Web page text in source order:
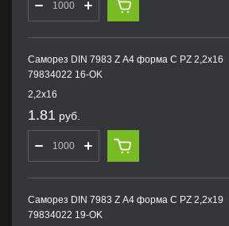
Саморез DIN 7983 Z А4 форма С PZ 2,2х16
79834022 16-OK
2,2х16
1.81 руб.
Саморез DIN 7983 Z А4 форма С PZ 2,2х19
79834022 19-OK